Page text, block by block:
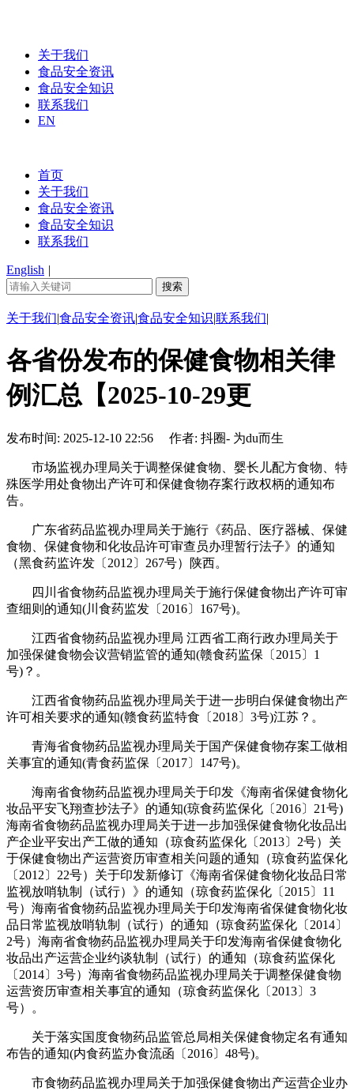
关于我们
食品安全资讯
食品安全知识
联系我们
EN
首页
关于我们
食品安全资讯
食品安全知识
联系我们
English |
关于我们|食品安全资讯|食品安全知识|联系我们|
各省份发布的保健食物相关律
例汇总【2025-10-29更
发布时间: 2025-12-10 22:56 作者: 抖圈- 为du而生
市场监视办理局关于调整保健食物、婴长儿配方食物、特
殊医学用处食物出产许可和保健食物存案行政权柄的通知布
告。
广东省药品监视办理局关于施行《药品、医疗器械、保健
食物、保健食物和化妆品许可审查员办理暂行法子》的通知
（黑食药监许发〔2012〕267号）陕西。
四川省食物药品监视办理局关于施行保健食物出产许可审
查细则的通知(川食药监发〔2016〕167号)。
江西省食物药品监视办理局 江西省工商行政办理局关于
加强保健食物会议营销监管的通知(赣食药监保〔2015〕1
号)？。
江西省食物药品监视办理局关于进一步明白保健食物出产
许可相关要求的通知(赣食药监特食〔2018〕3号)江苏？。
青海省食物药品监视办理局关于国产保健食物存案工做相
关事宜的通知(青食药监保〔2017〕147号)。
海南省食物药品监视办理局关于印发《海南省保健食物化
妆品平安飞翔查抄法子》的通知(琼食药监保化〔2016〕21号)
海南省食物药品监视办理局关于进一步加强保健食物化妆品出
产企业平安出产工做的通知（琼食药监保化〔2013〕2号）关
于保健食物出产运营资历审查相关问题的通知（琼食药监保化
〔2012〕22号）关于印发新修订《海南省保健食物化妆品日常
监视放哨轨制（试行）》的通知（琼食药监保化〔2015〕11
号）海南省食物药品监视办理局关于印发海南省保健食物化妆
品日常监视放哨轨制（试行）的通知（琼食药监保化〔2014〕
2号）海南省食物药品监视办理局关于印发海南省保健食物化
妆品出产运营企业约谈轨制（试行）的通知（琼食药监保化
〔2014〕3号）海南省食物药品监视办理局关于调整保健食物
运营资历审查相关事宜的通知（琼食药监保化〔2013〕3
号）。
关于落实国度食物药品监管总局相关保健食物定名有通知
布告的通知(内食药监办食流函〔2016〕48号)。
市食物药品监视办理局关于加强保健食物出产运营企业办